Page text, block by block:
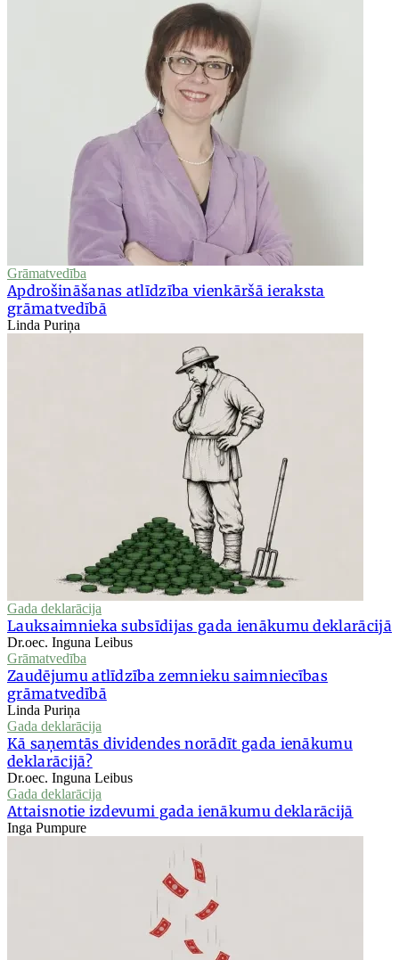
Grāmatvedība
Apdrošināšanas atlīdzība vienkāršā ieraksta
grāmatvedībā
Linda Puriņa
Gada deklarācija
Lauksaimnieka subsīdijas gada ienākumu deklarācijā
Dr.oec. Inguna Leibus
Grāmatvedība
Zaudējumu atlīdzība zemnieku saimniecības
grāmatvedībā
Linda Puriņa
Gada deklarācija
Kā saņemtās dividendes norādīt gada ienākumu
deklarācijā?
Dr.oec. Inguna Leibus
Gada deklarācija
Attaisnotie izdevumi gada ienākumu deklarācijā
Inga Pumpure